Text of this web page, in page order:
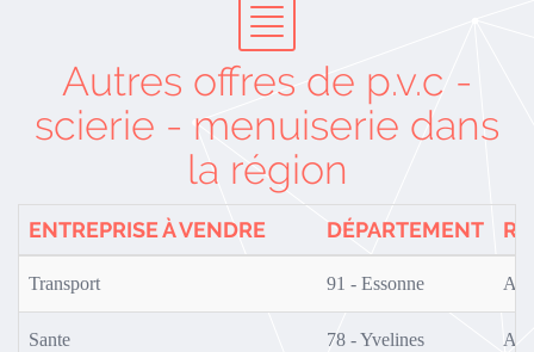
Autres offres de p.v.c -
scierie - menuiserie dans
la région
ENTREPRISE À VENDRE DÉPARTEMENT
Transport 91 - Essonne
Sante 78 - Yvelines